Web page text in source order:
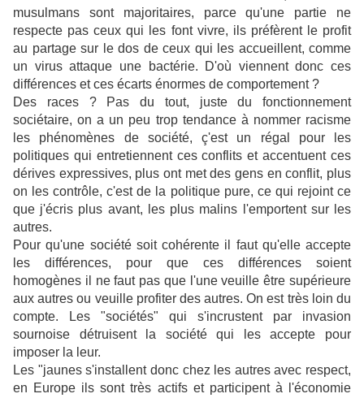
musulmans sont majoritaires, parce qu'une partie ne
respecte pas ceux qui les font vivre, ils préfèrent le profit
au partage sur le dos de ceux qui les accueillent, comme
un virus attaque une bactérie. D'où viennent donc ces
différences et ces écarts énormes de comportement ?
Des races ? Pas du tout, juste du fonctionnement
sociétaire, on a un peu trop tendance à nommer racisme
les phénomènes de société, ç'est un régal pour les
politiques qui entretiennent ces conflits et accentuent ces
dérives expressives, plus ont met des gens en conflit, plus
on les contrôle, c'est de la politique pure, ce qui rejoint ce
que j'écris plus avant, les plus malins l'emportent sur les
autres.
Pour qu'une société soit cohérente il faut qu'elle accepte
les différences, pour que ces différences soient
homogènes il ne faut pas que l'une veuille être supérieure
aux autres ou veuille profiter des autres. On est très loin du
compte. Les "sociétés" qui s'incrustent par invasion
sournoise détruisent la société qui les accepte pour
imposer la leur.
Les "jaunes s'installent donc chez les autres avec respect,
en Europe ils sont très actifs et participent à l'économie